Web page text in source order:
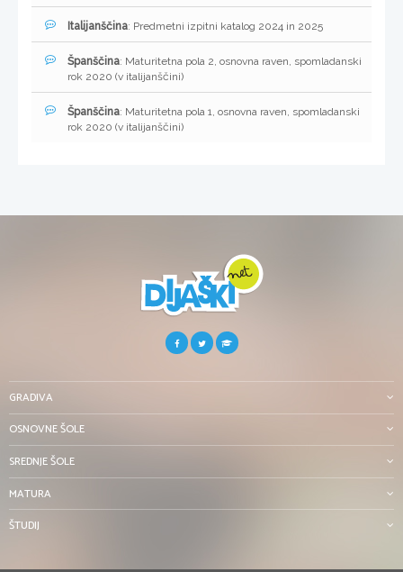
Italijanščina: Predmetni izpitni katalog 2024 in 2025
Španščina: Maturitetna pola 2, osnovna raven, spomladanski
rok 2020 (v italijanščini)
Španščina: Maturitetna pola 1, osnovna raven, spomladanski
rok 2020 (v italijanščini)
GRADIVA
OSNOVNE ŠOLE
SREDNJE ŠOLE
MATURA
ŠTUDIJ